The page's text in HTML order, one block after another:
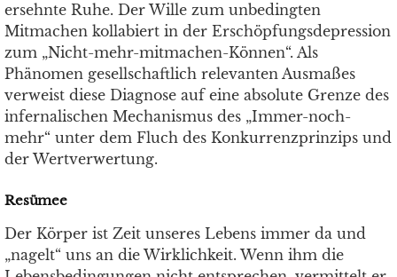
ersehnte Ruhe. Der Wille zum unbedingten
Mitmachen kollabiert in der Erschöpfungsdepression
zum „Nicht-mehr-mitmachen-Können“. Als
Phänomen gesellschaftlich relevanten Ausmaßes
verweist diese Diagnose auf eine absolute Grenze des
infernalischen Mechanismus des „Immer-noch-
mehr“ unter dem Fluch des Konkurrenzprinzips und
der Wertverwertung.
Resümee
Der Körper ist Zeit unseres Lebens immer da und
„nagelt“ uns an die Wirklichkeit. Wenn ihm die